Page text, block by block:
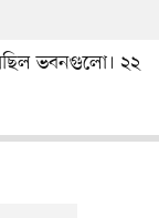
ভবনগুলো। ২২